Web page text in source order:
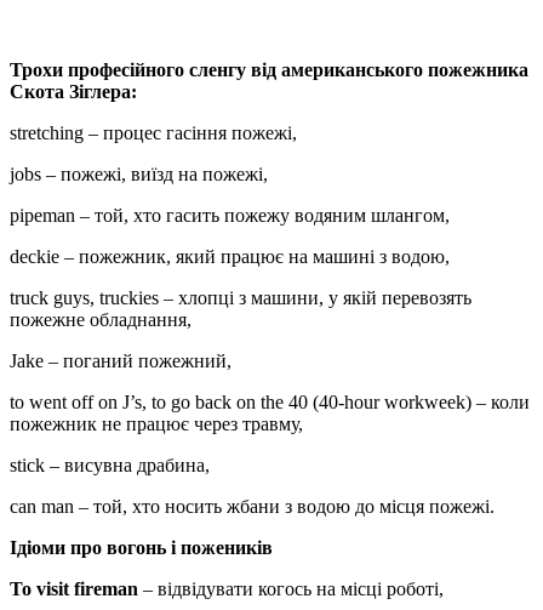
Трохи професійного сленгу від американського пожежника
Cкота Зіглера:
stretching – процес гасіння пожежі,
jobs – пожежі, виїзд на пожежі,
pipeman – той, хто гасить пожежу водяним шлангом,
deckie – пожежник, який працює на машині з водою,
truck guys, truckies – хлопці з машини, у якій перевозять
пожежне обладнання,
Jake – поганий пожежний,
to went off on J’s, to go back on the 40 (40-hour workweek) – коли
пожежник не працює через травму,
stick – висувна драбина,
can man – той, хто носить жбани з водою до місця пожежі.
Ідіоми про вогонь і пожеників
To visit fireman – відвідувати когось на місці роботі,